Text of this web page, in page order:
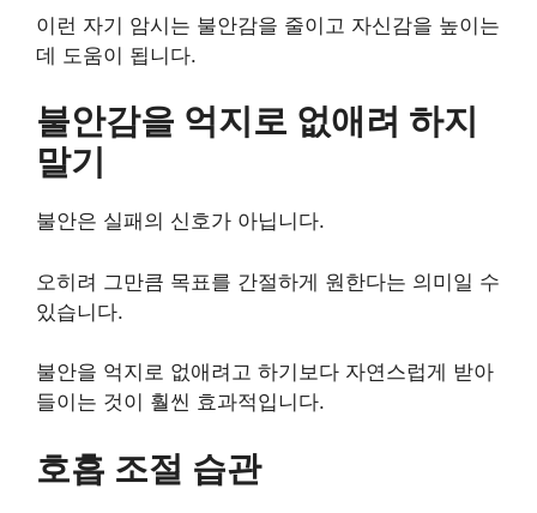
이런 자기 암시는 불안감을 줄이고 자신감을 높이는
데 도움이 됩니다.
불안감을 억지로 없애려 하지
말기
불안은 실패의 신호가 아닙니다.
오히려 그만큼 목표를 간절하게 원한다는 의미일 수
있습니다.
불안을 억지로 없애려고 하기보다 자연스럽게 받아
들이는 것이 훨씬 효과적입니다.
호흡 조절 습관